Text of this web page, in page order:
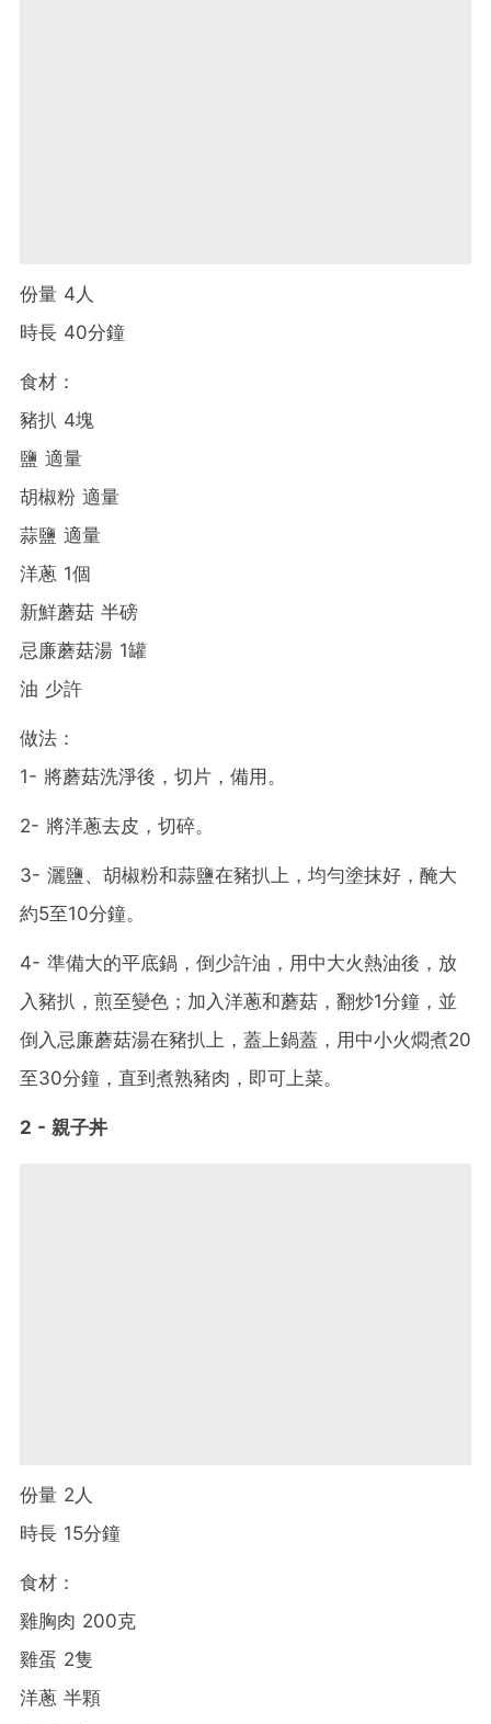
份量 4人
時長 40分鐘
食材：
豬扒 4塊
鹽 適量
胡椒粉 適量
蒜鹽 適量
洋蔥 1個
新鮮蘑菇 半磅
忌廉蘑菇湯 1罐
油 少許
做法：
1- 將蘑菇洗淨後，切片，備用。
2- 將洋蔥去皮，切碎。
3- 灑鹽、胡椒粉和蒜鹽在豬扒上，均勻塗抹好，醃大
約5至10分鐘。
4- 準備大的平底鍋，倒少許油，用中大火熱油後，放
入豬扒，煎至變色；加入洋蔥和蘑菇，翻炒1分鐘，並
倒入忌廉蘑菇湯在豬扒上，蓋上鍋蓋，用中小火燜煮20
至30分鐘，直到煮熟豬肉，即可上菜。
2 - 親子丼
份量 2人
時長 15分鐘
食材：
雞胸肉 200克
雞蛋 2隻
洋蔥 半顆